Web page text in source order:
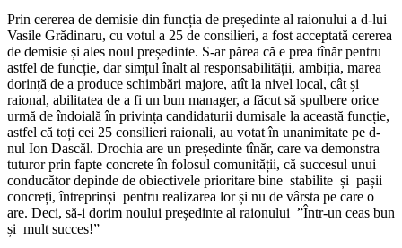
Prin cererea de demisie din funcția de președinte al raionului a d-lui
Vasile Grădinaru, cu votul a 25 de consilieri, a fost acceptată cererea
de demisie și ales noul președinte. S-ar părea că e prea tînăr pentru
astfel de funcție, dar simțul înalt al responsabilității, ambiția, marea
dorință de a produce schimbări majore, atît la nivel local, cât și
raional, abilitatea de a fi un bun manager, a făcut să spulbere orice
urmă de îndoială în privința candidaturii dumisale la această funcție,
astfel că toți cei 25 consilieri raionali, au votat în unanimitate pe d-
nul Ion Dascăl. Drochia are un președinte tînăr, care va demonstra
tuturor prin fapte concrete în folosul comunității, că succesul unui
conducător depinde de obiectivele prioritare bine stabilite și pașii
concreți, întreprinși pentru realizarea lor și nu de vârsta pe care o
are. Deci, să-i dorim noului președinte al raionului ”Într-un ceas bun
și mult succes!”